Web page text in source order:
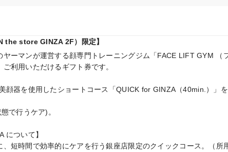
the store GINZA 2F）限定】
ヤーマンが運営する顔専門トレーニングジム「FACE LIFT GYM （
ご利用いただけるギフト券です。
顔器を使用したショートコース「QUICK for GINZA（40min.）」
で行うケア)。
について】
、短時間で効率的にケアを行う銀座店限定のクイックコース。（所